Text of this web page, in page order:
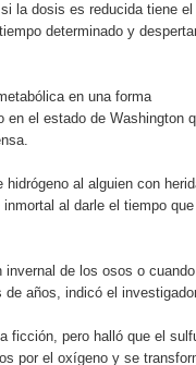
impulsada por la
como
localidad de Oficina
para
artística con
se unen al regreso de
la dosis es reducida tiene el
determinado y
en una forma
en el estado de Washington
al alguien con
al darle el tiempo que
de los osos o
años, indicó el
ficción, pero halló que el
por el oxígeno y se